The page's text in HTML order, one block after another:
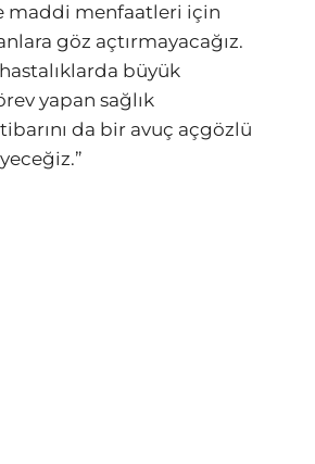
maddi menfaatleri için
göz açtırmayacağız.
büyük
yapan sağlık
da bir avuç açgözlü